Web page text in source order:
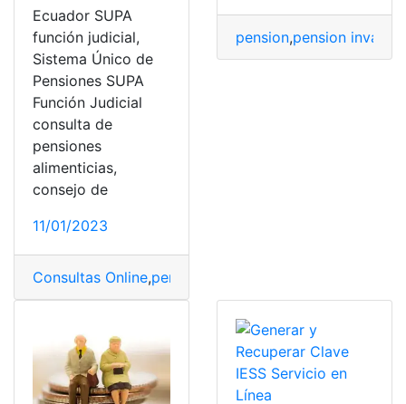
Ecuador SUPA
función judicial,
Sistema Único de
Pensiones SUPA
Función Judicial
consulta de
pensiones
alimenticias,
consejo de
11/01/2023
Consultas Online,pension alimenticia
pension,pension